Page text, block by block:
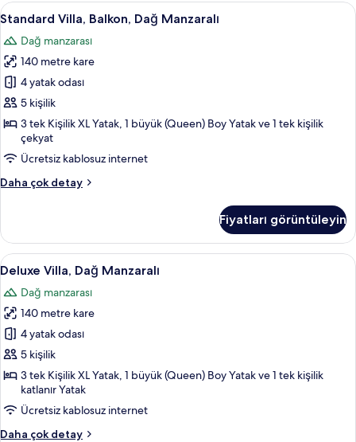
Standard
Villa,
Balkon,
Dağ
Manzaralı
için
tüm
fotoğrafları
görün
Standard Villa, Balkon, Dağ
28
Standard Villa, Balkon, Dağ Manzaralı
Dağ manzarası
140 metre kare
4 yatak odası
5 kişilik
3 tek Kişilik XL Yatak, 1 büyük (Queen) Boy Yatak ve 1 tek kişilik
çekyat
Ücretsiz kablosuz internet
Daha çok detay
Standard
Manzaralı
hakkında
daha
detay
Fiyatları görüntüleyin
Deluxe
Villa,
Dağ
Manzaralı
için
tüm
fotoğrafları
görün
Deluxe Villa, Dağ Manzaralı | Ütü/ütü
25
Deluxe Villa, Dağ Manzaralı
Dağ manzarası
140 metre kare
4 yatak odası
5 kişilik
3 tek Kişilik XL Yatak, 1 büyük (Queen) Boy Yatak ve 1 tek kişilik
katlanır Yatak
Ücretsiz kablosuz internet
Daha çok detay
Deluxe